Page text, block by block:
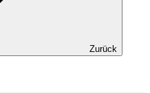
Zurück